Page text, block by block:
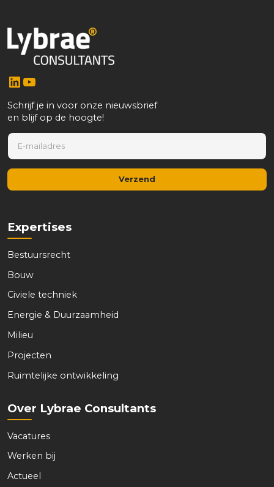
LinkedIn
Schrijf je in voor onze nieuwsbrief
en blijf op de hoogte!
-
m
i
l
E
m
a
i
Verzend
Expertises
Bestuursrecht
Bouw
Civiele techniek
Energie & Duurzaamheid
Milieu
Projecten
Ruimtelijke ontwikkeling
Over Lybrae Consultants
Vacatures
Werken bij
Actueel